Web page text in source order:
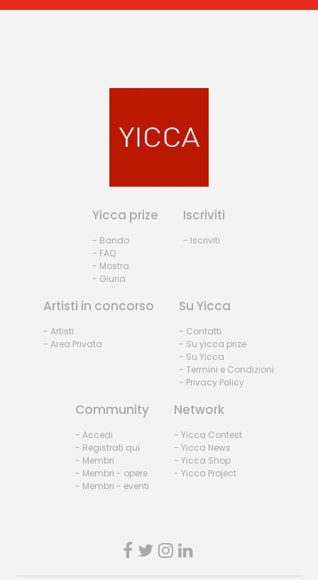
Yicca prize
- Bando
- FAQ
- Mostra
- Giuria
Iscriviti
- Iscriviti
Artisti in concorso
- Artisti
- Area Privata
Su Yicca
- Contatti
- Su yicca prize
- Su Yicca
- Termini e Condizioni
- Privacy Policy
Community
- Accedi
- Registrati qui
- Membri
- Membri - opere
- Membri - eventi
Network
- Yicca Contest
- Yicca News
- Yicca Shop
- Yicca Project